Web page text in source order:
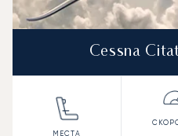
Cessna